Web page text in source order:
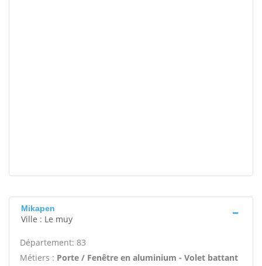
Mikapen
Ville : Le muy
Département: 83
Métiers : Porte / Fenêtre en aluminium - Volet battant